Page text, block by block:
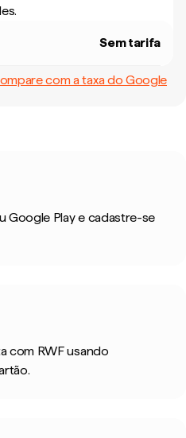
Sem tarifa
com a taxa do Google
Google Play e cadastre-se
com RWF usando